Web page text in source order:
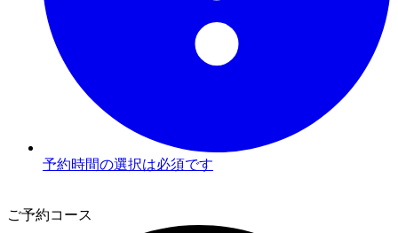
予約時間の選択は必須です
ご予約コース